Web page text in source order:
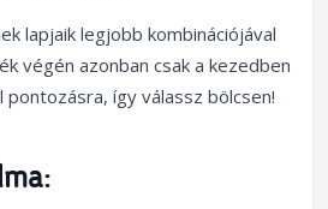
lapjaik legjobb kombinációjával
végén azonban csak a kezedben
így válassz bölcsen!